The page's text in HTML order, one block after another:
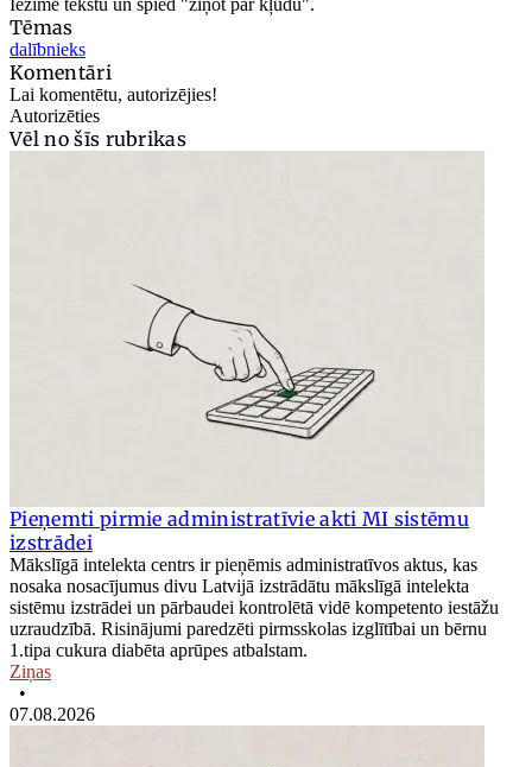
Iezīmē tekstu un spied "ziņot par kļūdu".
Tēmas
dalībnieks
Komentāri
Lai komentētu, autorizējies!
Autorizēties
Vēl no šīs rubrikas
Pieņemti pirmie administratīvie akti MI sistēmu
izstrādei
Mākslīgā intelekta centrs ir pieņēmis administratīvos aktus, kas
nosaka nosacījumus divu Latvijā izstrādātu mākslīgā intelekta
sistēmu izstrādei un pārbaudei kontrolētā vidē kompetento iestāžu
uzraudzībā. Risinājumi paredzēti pirmsskolas izglītībai un bērnu
1.tipa cukura diabēta aprūpes atbalstam.
Ziņas
•
07.08.2026